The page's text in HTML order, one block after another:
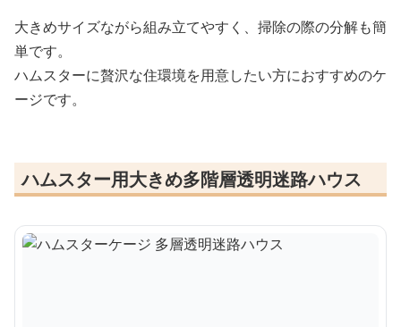
大きめサイズながら組み立てやすく、掃除の際の分解も簡
単です。
ハムスターに贅沢な住環境を用意したい方におすすめのケ
ージです。
ハムスター用大きめ多階層透明迷路ハウス